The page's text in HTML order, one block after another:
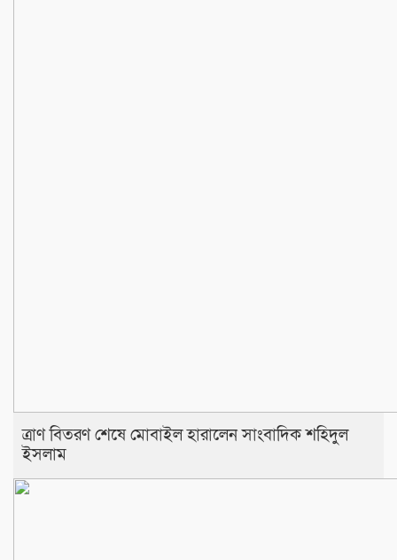
ত্রাণ বিতরণ শেষে মোবাইল হারালেন সাংবাদিক শহিদুল
ইসলাম